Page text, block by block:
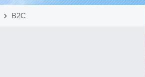
B2C